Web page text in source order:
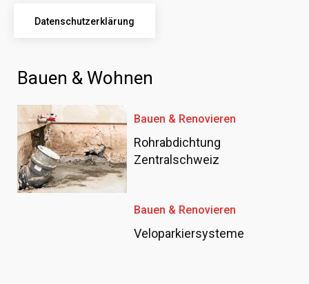
Datenschutzerklärung
Bauen & Wohnen
Bauen & Renovieren
Rohrabdichtung
Zentralschweiz
Bauen & Renovieren
Veloparkiersysteme